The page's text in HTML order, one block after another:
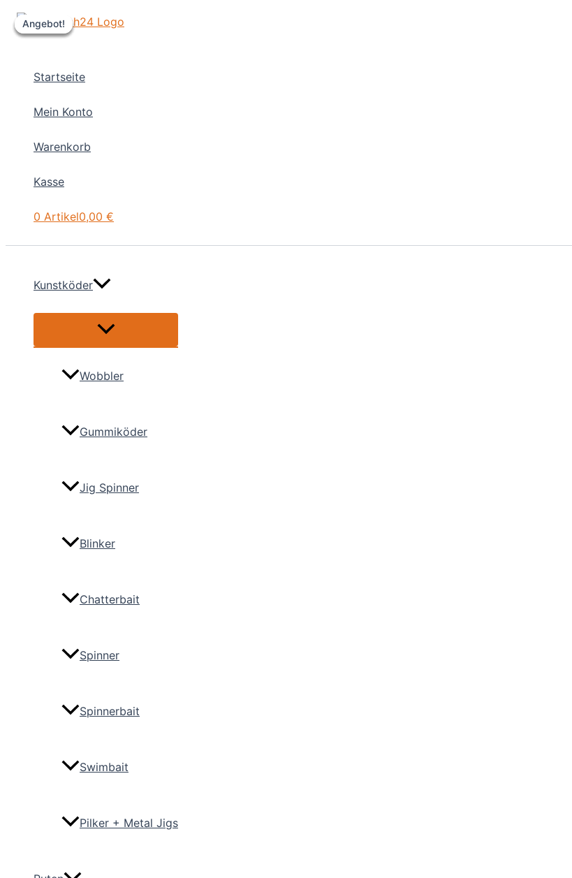
Zum
Inhalt
Startseite
Mein Konto
Warenkorb
Kasse
0 Artikel0,00 €
Kunstköder
Menü
Wobbler
Gummiköder
Jig Spinner
Blinker
Chatterbait
Spinner
Spinnerbait
Swimbait
Pilker + Metal Jigs
Angebot!
Angebot!
Angebot!
Angebot!